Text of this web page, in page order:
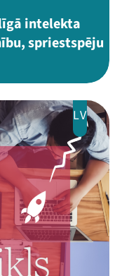
intelekta
spriestspēju
LV